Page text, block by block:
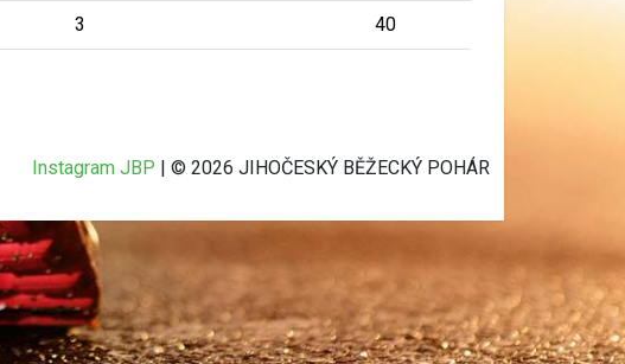
3 40
Instagram JBP | © 2026 JIHOČESKÝ BĚŽECKÝ POHÁR